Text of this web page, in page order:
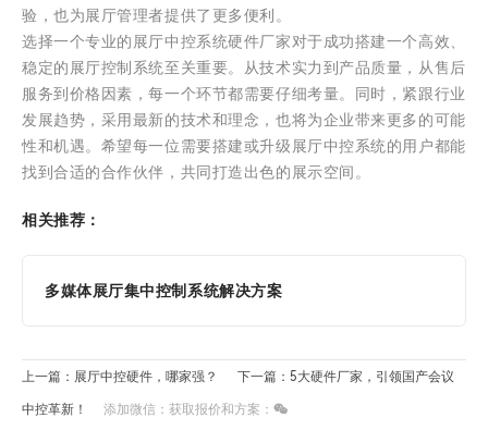
验，也为展厅管理者提供了更多便利。
选择一个专业的展厅中控系统硬件厂家对于成功搭建一个高效、
稳定的展厅控制系统至关重要。从技术实力到产品质量，从售后
服务到价格因素，每一个环节都需要仔细考量。同时，紧跟行业
发展趋势，采用最新的技术和理念，也将为企业带来更多的可能
性和机遇。希望每一位需要搭建或升级展厅中控系统的用户都能
找到合适的合作伙伴，共同打造出色的展示空间。
相关推荐：
多媒体展厅集中控制系统解决方案
上一篇：展厅中控硬件，哪家强？ 下一篇：5大硬件厂家，引领国产会议
中控革新！ 添加微信：获取报价和方案：